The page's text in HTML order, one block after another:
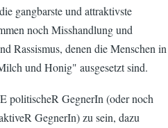
gangbarste und attraktivste
noch Misshandlung und
Rassismus, denen die Menschen in
und Honig" ausgesetzt sind.
politischeR GegnerIn (oder noch
GegnerIn) zu sein, dazu